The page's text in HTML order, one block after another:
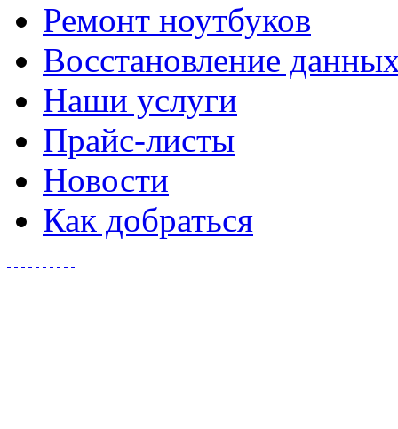
Ремонт ноутбуков
Восстановление
Наши услуги
Прайс-листы
Новости
Как добраться